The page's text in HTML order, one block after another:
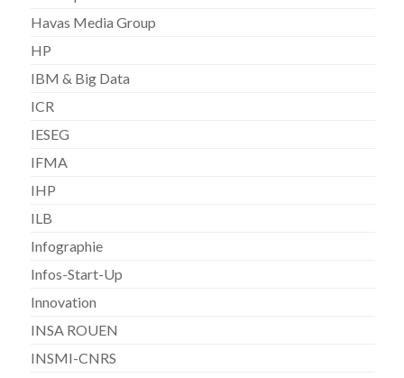
Havas Media Group
HP
IBM & Big Data
ICR
IESEG
IFMA
IHP
ILB
Infographie
Infos-Start-Up
Innovation
INSA ROUEN
INSMI-CNRS